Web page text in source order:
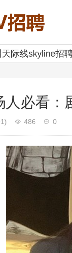
天际线skyline招
人必看：
486 0